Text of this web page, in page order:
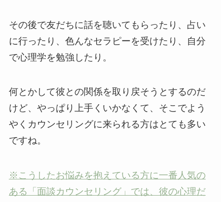
その後で友だちに話を聴いてもらったり、占い
に行ったり、色んなセラピーを受けたり、自分
で心理学を勉強したり。
何とかして彼との関係を取り戻そうとするのだ
けど、やっぱり上手くいかなくて、そこでよう
やくカウンセリングに来られる方はとても多い
ですね。
※こうしたお悩みを抱えている方に一番人気の
ある「面談カウンセリング」では、彼の心理だ